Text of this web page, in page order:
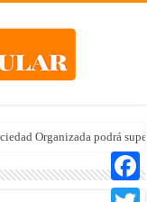
Organizada podrá